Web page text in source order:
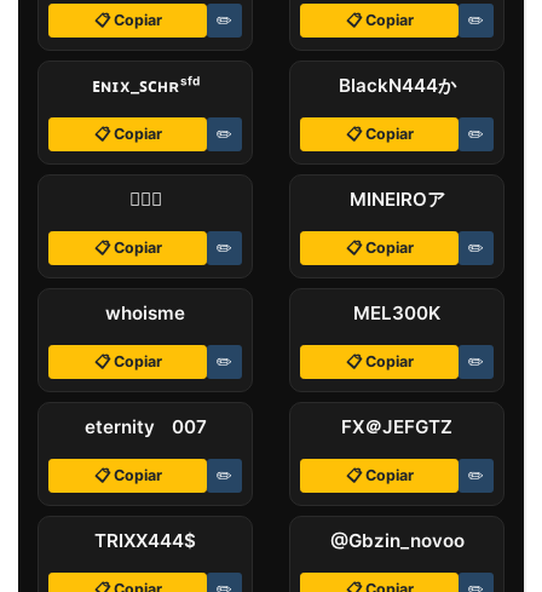
📋 Copiar ✏️ 📋 Copiar ✏️
ᴇɴɪx_ꜱᴄʜʀˢᶠᵈ
📋 Copiar ✏️
BlackN444ㅤかㅤ
📋 Copiar ✏️
✝
📋 Copiar ✏️
MINEIROㅤア
📋 Copiar ✏️
whoㅤisㅤmeㅤㅤ
📋 Copiar ✏️
MELㅤㅤ300K
📋 Copiar ✏️
eternityﾠ007
📋 Copiar ✏️
FXㅤ＠JEFGTZ
📋 Copiar ✏️
TRIXX444ㅤ$ @Gbzin_novoo